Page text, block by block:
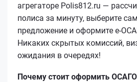
агрегаторе Polis812.ru —
полиса за минуту, выберите
предложение и оформите
Никаких скрытых комиссий,
ожидания в очередях!
Почему стоит оформить